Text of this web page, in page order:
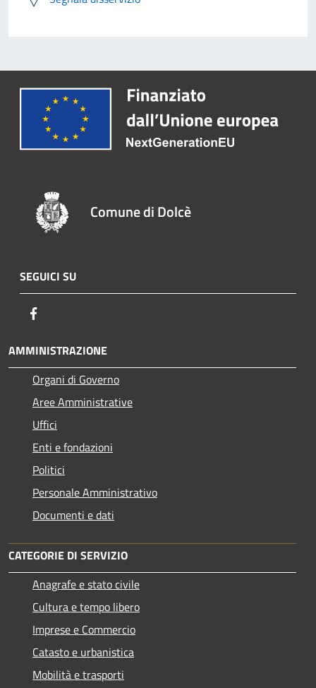
Comune di Dolcè
SEGUICI SU
AMMINISTRAZIONE
Organi di Governo
Aree Amministrative
Uffici
Enti e fondazioni
Politici
Personale Amministrativo
Documenti e dati
CATEGORIE DI SERVIZIO
Anagrafe e stato civile
Cultura e tempo libero
Imprese e Commercio
Catasto e urbanistica
Mobilità e trasporti